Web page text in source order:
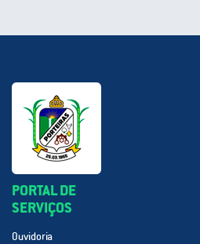
PORTAL DE
SERVIÇOS
Ouvidoria